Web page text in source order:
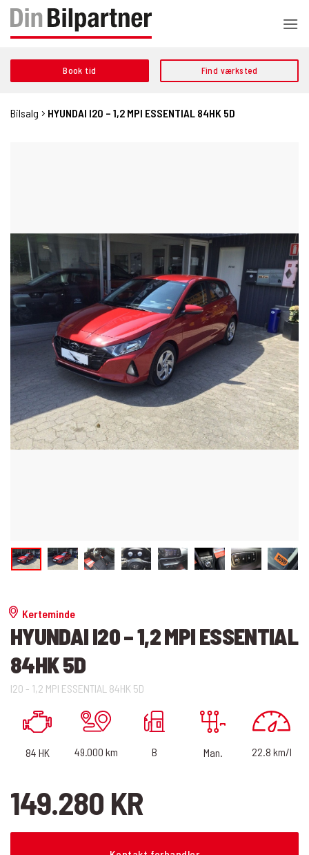
Fortsæt
indhold
Book tid Find værksted
Bilsalg HYUNDAI I20 – 1,2 MPI ESSENTIAL 84HK 5D
Kerteminde
HYUNDAI I20 – 1,2 MPI ESSENTIAL
84HK 5D
I20 - 1,2 MPI ESSENTIAL 84HK 5D
84 HK 49.000 km B Man. 22.8 km/l
149.280 KR